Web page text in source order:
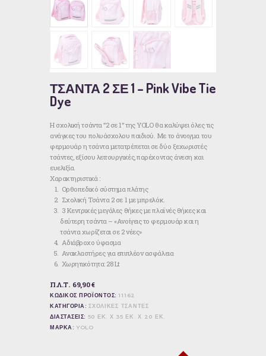
ΤΣΑΝΤΑ 2 ΣΕ 1 – Pink Vibe Tie
Dye
Η σχολική τσάντα ”2 σε 1” της YOLO θα καλύψει όλες τις
ανάγκες του πολυάσχολου παιδιού. Με το άνοιγμα του
φερμουάρ η τσάντα μετατρέπεται σε δύο ξεχωριστές
τσάντες, εξίσου λειτουργικές, παρέχοντας άνεση και
ευελιξία.
Χαρακτηριστικά :
Ορθοπεδικό σύστημα πλάτης
Σχολική Τσάντα 2 σε 1 με μπρελόκ.
3 Κεντρικές μεγάλες θήκες με πλαϊνές θήκες και
δεύτερη τσάντα – «Ανοίγεις το φερμουάρ και η
τσάντα χωρίζεται σε 2 νέες»
Αδιάβροχο ύφασμα
Ανακλαστήρες για επιπλέον ασφάλεια
Χωρητικότητα: 28 Lt
Π.Λ.Τ. 69,90 €
ΚΩΔΙΚΟΣ ΠΡΟΪΟΝΤΟΣ:11162
ΚΑΤΗΓΟΡΙΑ:ΣΧΟΛΙΚΕΣ ΤΣΑΝΤΕΣ
ΔΙΑΣΤΑΣΕΙΣ: 50 ΕΚ. Χ 35 ΕΚ. Χ 20 ΕΚ.
ΜΑΡΚΑ: YOLO